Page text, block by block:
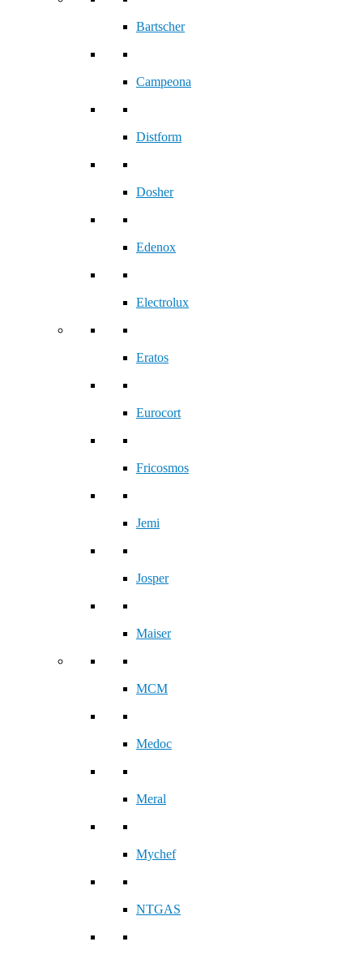
Bartscher
Campeona
Distform
Dosher
Edenox
Electrolux
Eratos
Eurocort
Fricosmos
Jemi
Josper
Maiser
MCM
Medoc
Meral
Mychef
NTGAS